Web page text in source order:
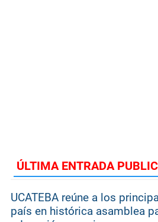
ÚLTIMA ENTRADA
UCATEBA reúne a los
país en histórica asamblea